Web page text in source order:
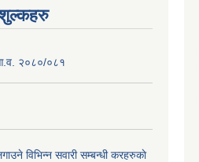
२०८०/०८१
विभिन्न सवारी सम्बन्धी करहरुकाे